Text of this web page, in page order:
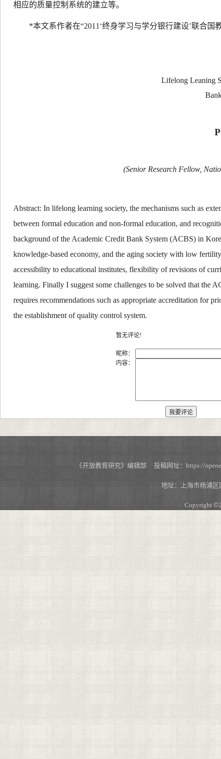
相应的质量控制系统的建立等。
*本文系作者在“2011 ‘终身学习与学分银行建设’联合
Lifelong Leaning
(Senior Research Fellow,
Abstract: In lifelong learning society, the mechanisms such as
between formal education and non-formal education, and
background of the Academic Credit Bank System (ACBS) in
knowledge-based economy, and the aging society with low
accessibility to educational institutes, flexibility of revisions of
learning. Finally I suggest some challenges to be solved that the
requires recommendations such as appropriate accreditation for
the establishment of quality control system.
暂无评论!
昵称：
内容：
《开放教育研究》编辑部 投稿网址：https://
地址：上海市杨浦
Copyright ©